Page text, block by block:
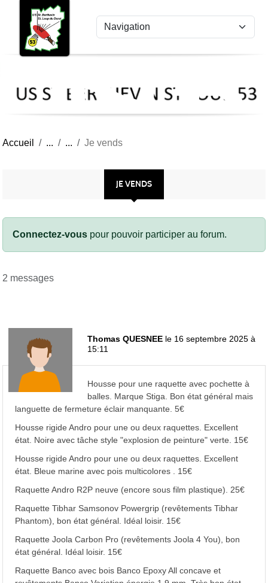
US
St
53
Accueil Je vends
JE VENDS
Connectez-vous pour pouvoir participer au forum.
2 messages
Thomas QUESNEE le 16 septembre 2025 à
15:11
Housse pour une raquette avec pochette à
balles. Marque Stiga. Bon état général mais
languette de fermeture éclair manquante. 5€
Housse rigide Andro pour une ou deux raquettes. Excellent
état. Noire avec tâche style "explosion de peinture" verte. 15€
Housse rigide Andro pour une ou deux raquettes. Excellent
état. Bleue marine avec pois multicolores . 15€
Raquette Andro R2P neuve (encore sous film plastique). 25€
Raquette Tibhar Samsonov Powergrip (revêtements Tibhar
Phantom), bon état général. Idéal loisir. 15€
Raquette Joola Carbon Pro (revêtements Joola 4 You), bon
état général. Idéal loisir. 15€
Raquette Banco avec bois Banco Epoxy All concave et
Panneau de gestion des cookies